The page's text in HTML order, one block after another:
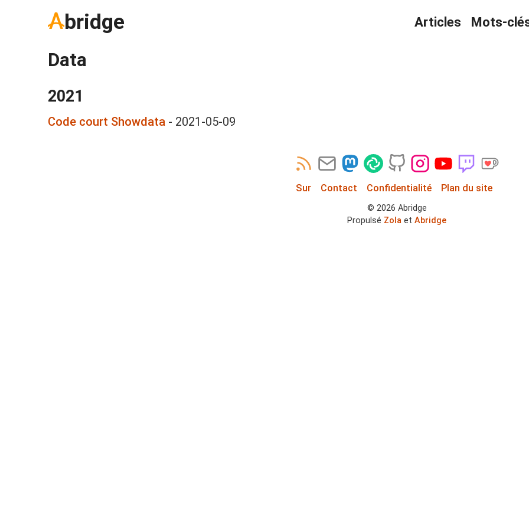
bridge Articles Mots-
Data
2021
Code court Showdata- 2021-05-09
Sur Contact Confidentialité Plan du site
© 2026 Abridge
Propulsé Zola et Abridge